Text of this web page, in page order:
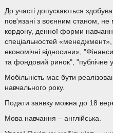
До участі допускаються
пов'язані з воєнним станом,
кордону, денної форми
спеціальностей
економічні відносини»,
та фондовий ринок", "публічне
Мобільність має бути
навчального року.
Подати заявку можна до 18
Мова навчання – англійська.